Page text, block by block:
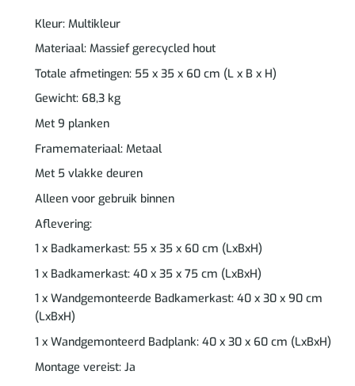
Kleur: Multikleur
Materiaal: Massief gerecycled hout
Totale afmetingen: 55 x 35 x 60 cm (L x B x H)
Gewicht: 68,3 kg
Met 9 planken
Framemateriaal: Metaal
Met 5 vlakke deuren
Alleen voor gebruik binnen
Aflevering:
1 x Badkamerkast: 55 x 35 x 60 cm (LxBxH)
1 x Badkamerkast: 40 x 35 x 75 cm (LxBxH)
1 x Wandgemonteerde Badkamerkast: 40 x 30 x 90 cm
(LxBxH)
1 x Wandgemonteerd Badplank: 40 x 30 x 60 cm (LxBxH)
Montage vereist: Ja